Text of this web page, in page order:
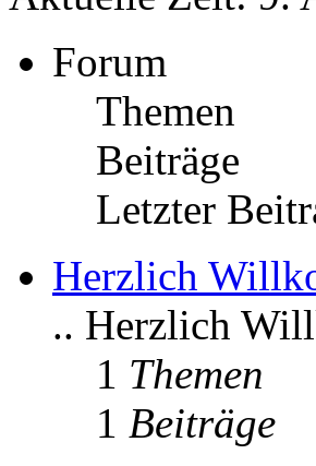
Forum
Themen
Beiträge
Letzter
Herzlich
.. Herzlich
1 Themen
1 Beiträge